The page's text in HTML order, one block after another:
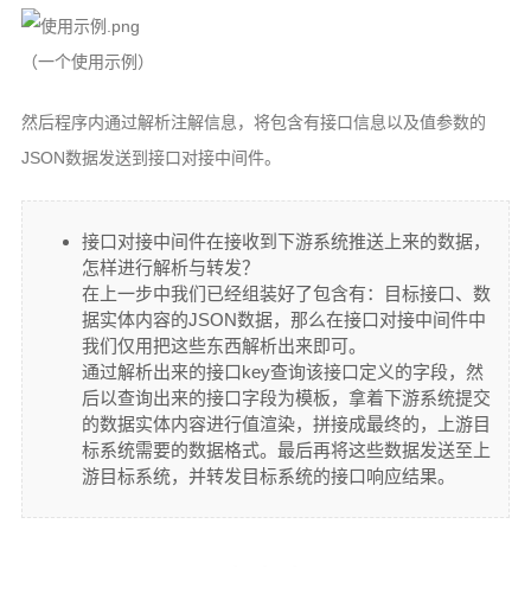
（一个使用示例）
然后程序内通过解析注解信息，将包含有接口信息以及值参数的
JSON数据发送到接口对接中间件。
接口对接中间件在接收到下游系统推送上来的数据，
怎样进行解析与转发？
在上一步中我们已经组装好了包含有：目标接口、数
据实体内容的JSON数据，那么在接口对接中间件中
我们仅用把这些东西解析出来即可。
通过解析出来的接口key查询该接口定义的字段，然
后以查询出来的接口字段为模板，拿着下游系统提交
的数据实体内容进行值渲染，拼接成最终的，上游目
标系统需要的数据格式。最后再将这些数据发送至上
游目标系统，并转发目标系统的接口响应结果。